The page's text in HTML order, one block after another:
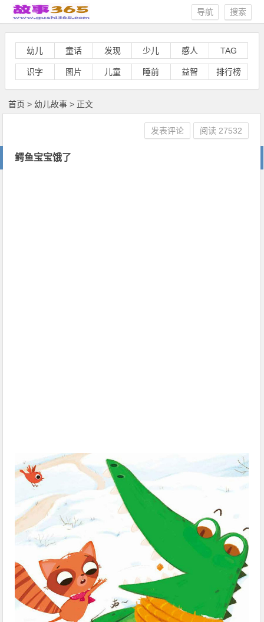
搜索
导航
幼儿 童话 发现 少儿 感人 TAG
识字 图片 儿童 睡前 益智 排行榜
首页 > 幼儿故事 > 正文
鳄鱼宝宝饿了
发表评论 阅读 27532